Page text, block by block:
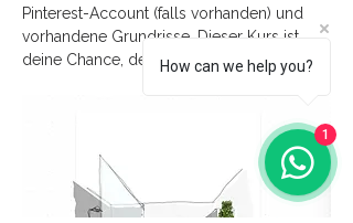
Pinterest-Account (falls vorhanden) und
vorhandene Grundrisse. Dieser Kurs ist
deine Chance, deine kreativen Fähigkeiten…
How can we help you?
1